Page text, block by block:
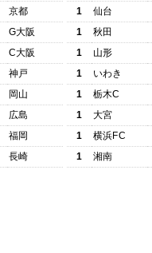
京都
G大阪
C大阪
神戸
岡山
広島
福岡
長崎
1
仙台
1
秋田
1
山形
1
いわき
1
栃木C
1
大宮
1
横浜FC
1
湘南